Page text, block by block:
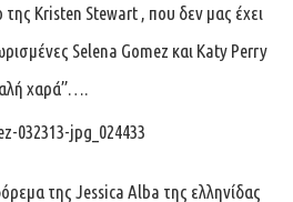
Kristen Stewart , που δεν μας έχει
Selena Gomez και Katy Perry
χαρά”….
της Jessica Alba της ελληνίδας